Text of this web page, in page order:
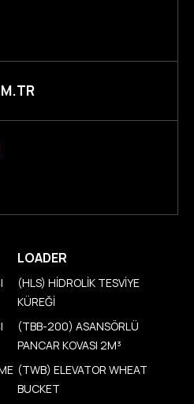
LOADER
(HLS) HİDROLİK TESVİYE
KÜREĞİ
(TBB-200) ASANSÖRLÜ
PANCAR KOVASI 2M³
(TWB) ELEVATOR WHEAT
BUCKET